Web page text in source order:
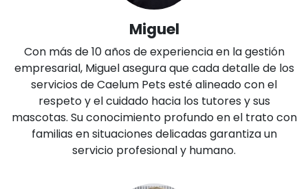
Miguel
Con más de 10 años de experiencia en la gestión
empresarial, Miguel asegura que cada detalle de los
servicios de Caelum Pets esté alineado con el
respeto y el cuidado hacia los tutores y sus
mascotas. Su conocimiento profundo en el trato con
familias en situaciones delicadas garantiza un
servicio profesional y humano.